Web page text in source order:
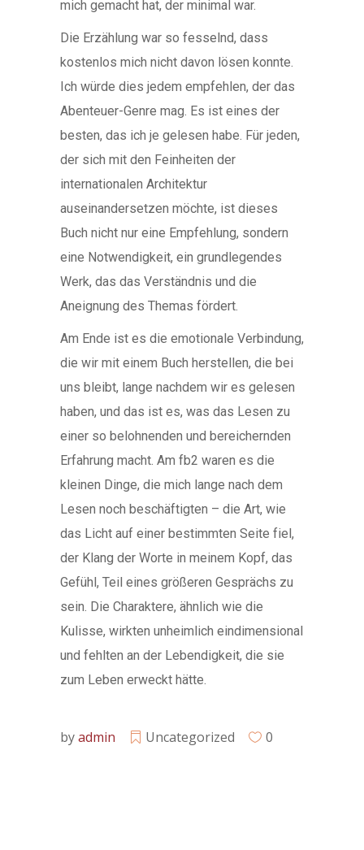
mich gemacht hat, der minimal war.
Die Erzählung war so fesselnd, dass
kostenlos mich nicht davon lösen konnte.
Ich würde dies jedem empfehlen, der das
Abenteuer-Genre mag. Es ist eines der
besten, das ich je gelesen habe. Für jeden,
der sich mit den Feinheiten der
internationalen Architektur
auseinandersetzen möchte, ist dieses
Buch nicht nur eine Empfehlung, sondern
eine Notwendigkeit, ein grundlegendes
Werk, das das Verständnis und die
Aneignung des Themas fördert.
Am Ende ist es die emotionale Verbindung,
die wir mit einem Buch herstellen, die bei
uns bleibt, lange nachdem wir es gelesen
haben, und das ist es, was das Lesen zu
einer so belohnenden und bereichernden
Erfahrung macht. Am fb2 waren es die
kleinen Dinge, die mich lange nach dem
Lesen noch beschäftigten – die Art, wie
das Licht auf einer bestimmten Seite fiel,
der Klang der Worte in meinem Kopf, das
Gefühl, Teil eines größeren Gesprächs zu
sein. Die Charaktere, ähnlich wie die
Kulisse, wirkten unheimlich eindimensional
und fehlten an der Lebendigkeit, die sie
zum Leben erweckt hätte.
byadmin Uncategorized 0